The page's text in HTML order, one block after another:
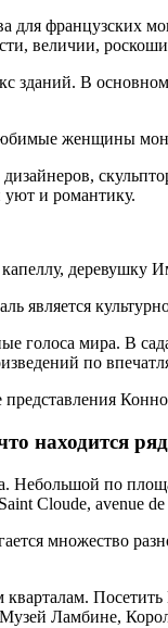
для французских
величии,
зданий. В
женщины
уют и романтику.
деревушку
является
голоса мира. В
по
находится
Небольшой по
Cloude, avenue de
множество
Ламбине,